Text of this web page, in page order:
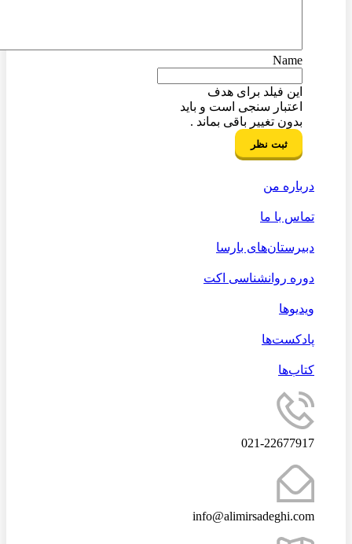
Name
این فیلد برای هدف
اعتبار سنجی است و باید
بدون تغییر باقی بماند .
درباره من
تماس با ما
دبیرستان‌های بارسا
دوره روانشناسی اکت
ویدیوها
پادکست‌ها
کتاب‌ها
021-22677917
info@alimirsadeghi.com